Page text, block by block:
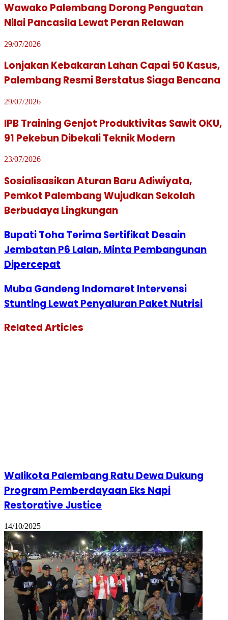
Wawako Palembang Dorong Penguatan
Nilai Pancasila Lewat Peran Relawan
29/07/2026
Lonjakan Kebakaran Lahan Capai 50 Kasus,
Palembang Resmi Berstatus Siaga Bencana
29/07/2026
IPB Training Genjot Produktivitas Sawit OKU,
91 Pekebun Dibekali Teknik Modern
23/07/2026
Sosialisasikan Aturan Baru Adiwiyata,
Pemkot Palembang Wujudkan Sekolah
Berbudaya Lingkungan
Bupati Toha Terima Sertifikat Desain
Jembatan P6 Lalan, Minta Pembangunan
Dipercepat
Muba Gandeng Indomaret Intervensi
Stunting Lewat Penyaluran Paket Nutrisi
Related Articles
Walikota Palembang Ratu Dewa Dukung
Program Pemberdayaan Eks Napi
Restorative Justice
14/10/2025